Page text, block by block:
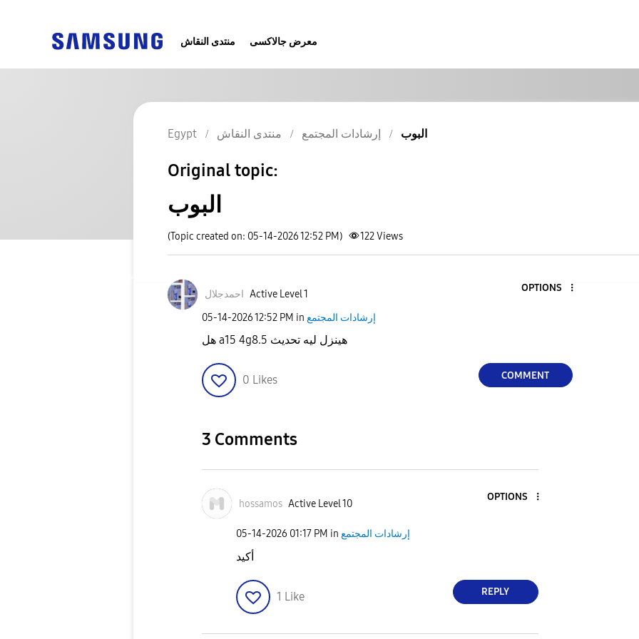
منتدى النقاش معرض جالاكسى
Egypt منتدى النقاش إرشادات المجتمع البوب
Original topic:
البوب
(Topic created on: 05-14-2026 12:52 PM) 122Views
احمدجلال Active Level 1
OPTIONS
‎05-14-202612:52 PM in إرشادات المجتمع
هل a15 4gهينزل ليه تحديث 8.5
0 Likes COMMENT
3 Comments
hossamos Active Level 10
OPTIONS
‎05-14-2026 01:17 PM in إرشادات المجتمع
أكيد
1 Like REPLY